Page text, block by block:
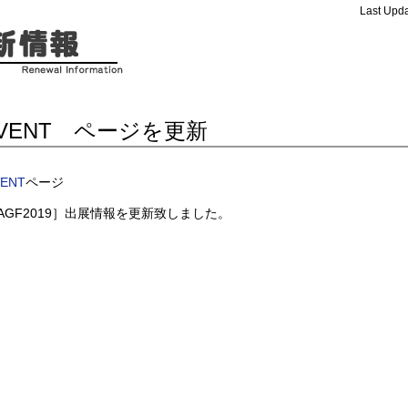
Last
ページを更新
ページ
AGF2019］出展情報を更新致しました。